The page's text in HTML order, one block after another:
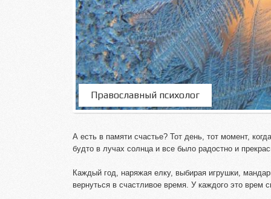
Православный психолог
А есть в памяти счастье? Тот день, тот момент,
будто в лучах солнца и все было радостно и
Каждый год, наряжая елку, выбирая игрушки,
вернуться в счастливое время. У каждого это врем